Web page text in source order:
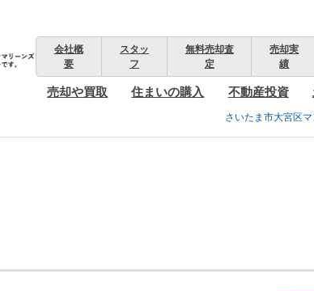
さいたま市大宮区
会社概
要
スタッ
フ
無料売却査
定
売却実
績
売却や買取 住まいの購入 不動産投資